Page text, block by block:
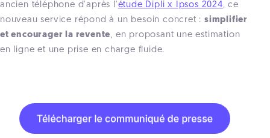
ancien téléphone d'après l'étude Dipli x Ipsos 2024, ce
nouveau service répond à un besoin concret : simplifier
et encourager la revente, en proposant une estimation
en ligne et une prise en charge fluide.